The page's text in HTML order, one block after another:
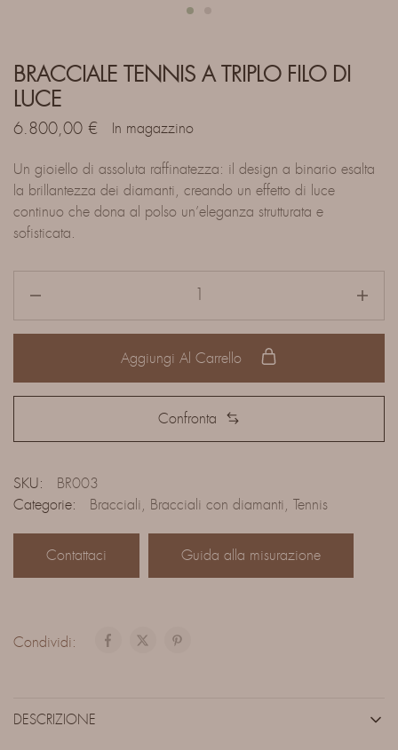
BRACCIALE TENNIS A TRIPLO FILO DI
LUCE
6.800,00 € In magazzino
Un gioiello di assoluta raffinatezza: il design a binario esalta
la brillantezza dei diamanti, creando un effetto di luce
continuo che dona al polso un’eleganza strutturata e
sofisticata.
Aggiungi Al Carrello
Confronta
SKU:
BR003
Categorie:
Bracciali, Bracciali con diamanti, Tennis
Contattaci Guida alla misurazione
Condividi:
DESCRIZIONE